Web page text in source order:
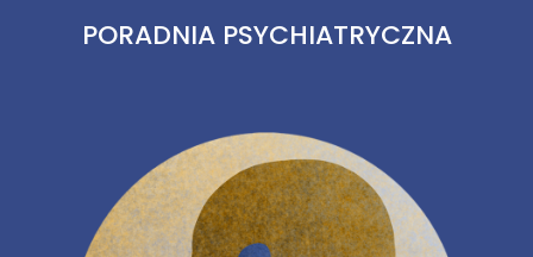
PORADNIA PSYCHIATRYCZNA